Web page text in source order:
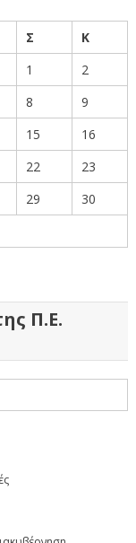
Σ
Κ
1
2
8
9
15
16
22
23
29
30
Π.Ε.